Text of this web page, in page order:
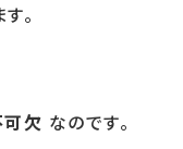
。
可欠 なのです。